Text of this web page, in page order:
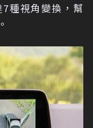
種視角變換，幫